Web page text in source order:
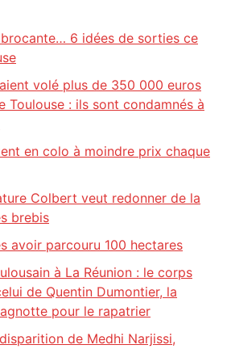
6 idées de sorties ce
volé plus de 350 000 euros
Toulouse : ils sont condamnés à
en colo à moindre prix chaque
Colbert veut redonner de la
brebis
avoir parcouru 100 hectares
à La Réunion : le corps
de Quentin Dumontier, la
pour le rapatrier
de Medhi Narjissi,